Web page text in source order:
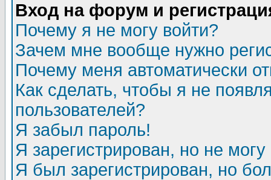
Вход на форум и
Почему я не могу войти?
Зачем мне вообще нужно
Почему меня автоматически
Как сделать, чтобы я не
пользователей?
Я забыл пароль!
Я зарегистрирован, но не могу
Я был зарегистрирован, но